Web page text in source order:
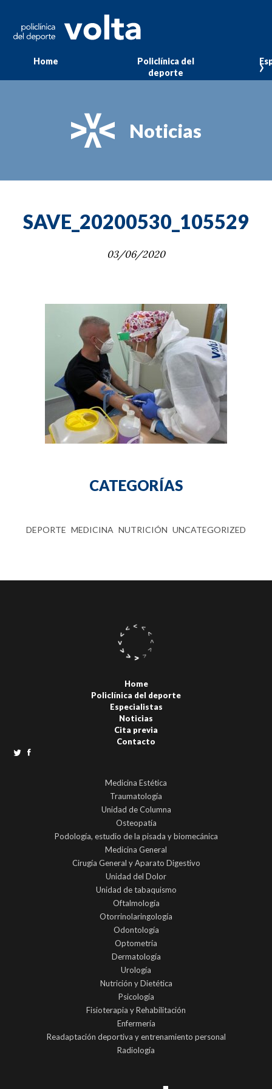
Home
Policlínica del
deporte
Noticias
SAVE_20200530_105529
03/06/2020
CATEGORÍAS
DEPORTE MEDICINA NUTRICIÓN UNCATEGORIZED
Home
Policlínica del deporte
Especialistas
Noticias
Cita previa
Contacto
Medicina Estética
Traumatología
Unidad de Columna
Osteopatía
Podología, estudio de la pisada y biomecánica
Medicina General
Cirugía General y Aparato Digestivo
Unidad del Dolor
Unidad de tabaquismo
Oftalmología
Otorrinolaringología
Odontología
Optometría
Dermatología
Urología
Nutrición y Dietética
Psicología
Fisioterapia y Rehabilitación
Enfermería
Readaptación deportiva y entrenamiento personal
Radiología